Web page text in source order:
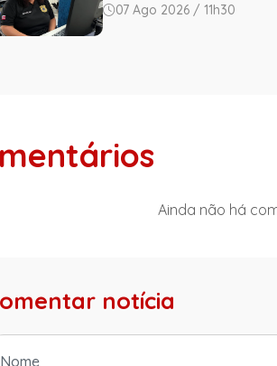
07 Ago 2026 / 11h30
Ainda não há
notícia